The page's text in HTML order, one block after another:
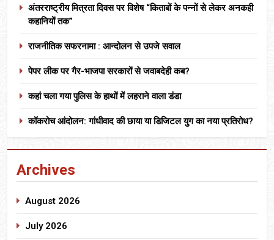
अंतरराष्ट्रीय मित्रता दिवस पर विशेष “किताबों के पन्नों से लेकर अनकही
कहानियों तक”
राजनीतिक सफरनामा : आन्दोलन से उपजे सवाल
पेपर लीक पर गैर-भाजपा सरकारों से जवाबदेही कब?
कहां चला गया पुलिस के हाथों में लहराने वाला डंडा
कॉकरोच आंदोलन: गांधीवाद की छाया या डिजिटल युग का नया प्रतिरोध?
Archives
August 2026
July 2026